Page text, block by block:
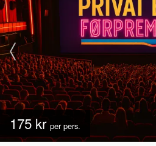
175 kr per pers.